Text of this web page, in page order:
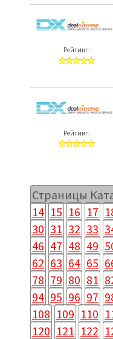
Рейтинг:
Рейтинг:
Страницы
14 15 16 17
30 31 32 33
46 47 48 49
62 63 64 65
78 79 80 81
94 95 96 97
108 109 110
120 121 122